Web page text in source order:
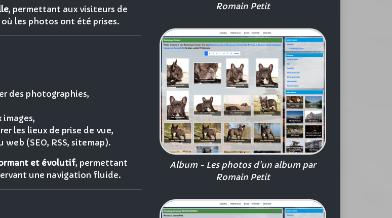
, permettant aux visiteurs de
les photos ont été prises.
des photographies,
les lieux de prise de vue,
(SEO, RSS, sitemap).
et évolutif, permettant
une navigation fluide.
Romain Petit
Album - Les photos d'un album par
Romain Petit